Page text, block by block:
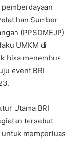
Sumber
(PPSDMEJP)
UMKM di
bisa menembus
event BRI
Utama BRI
tersebut
memperluas